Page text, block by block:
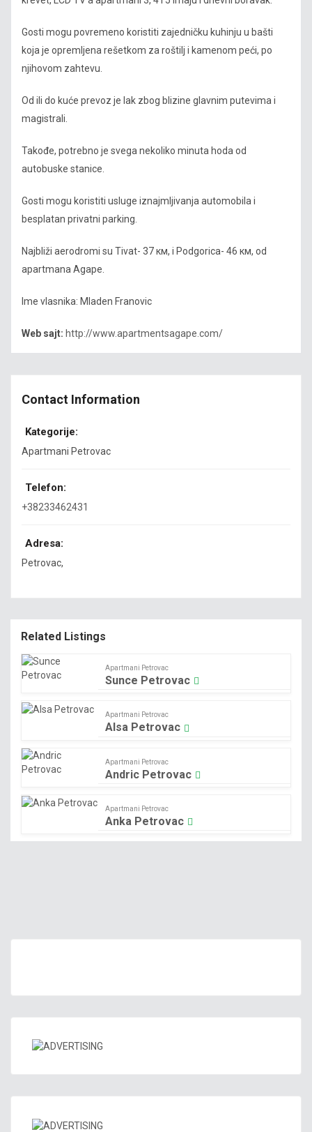
Gosti mogu povremeno koristiti zajedničku kuhinju u bašti
koja je opremljena rešetkom za roštilj i kamenom peći, po
njihovom zahtevu.
Od ili do kuće prevoz je lak zbog blizine glavnim putevima i
magistrali.
Takođe, potrebno je svega nekoliko minuta hoda od
autobuske stanice.
Gosti mogu koristiti usluge iznajmljivanja automobila i
besplatan privatni parking.
Najbliži aerodromi su Tivat- 37 км, i Podgorica- 46 км, od
apartmana Agape.
Ime vlasnika: Mladen Franovic
Web sajt: http://www.apartmentsagape.com/
Contact Information
Kategorije:
Apartmani Petrovac
Telefon:
+38233462431
Adresa:
Petrovac,
Related Listings
Apartmani Petrovac
Sunce Petrovac
Apartmani Petrovac
Alsa Petrovac
Apartmani Petrovac
Andric Petrovac
Apartmani Petrovac
Anka Petrovac